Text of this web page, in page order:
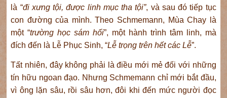
là “đi xưng tội, được linh mục tha tội”, và sau đó tiếp tục
con đường của mình. Theo Schmemann, Mùa Chay là
một “trường học sám hối”, một hành trình tâm linh, mà
đích đến là Lễ Phục Sinh, “Lễ trọng trên hết các Lễ”.
Tất nhiên, đây không phải là điều mới mẻ đối với những
tín hữu ngoan đạo. Nhưng Schmemann chỉ mới bắt đầu,
vì ông lặn sâu, rồi sâu hơn, đôi khi đến mức người đọc